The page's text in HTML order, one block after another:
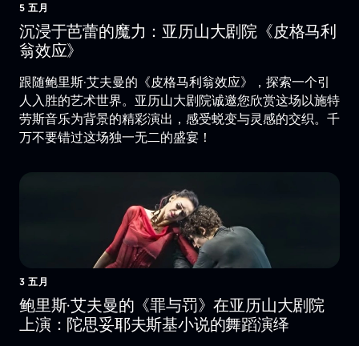
5 五月
沉浸于芭蕾的魔力：亚历山大剧院《皮格马利
翁效应》
跟随鲍里斯·艾夫曼的《皮格马利翁效应》，探索一个引
人入胜的艺术世界。亚历山大剧院诚邀您欣赏这场以施特
劳斯音乐为背景的精彩演出，感受蜕变与灵感的交织。千
万不要错过这场独一无二的盛宴！
3 五月
鲍里斯·艾夫曼的《罪与罚》在亚历山大剧院
上演：陀思妥耶夫斯基小说的舞蹈演绎